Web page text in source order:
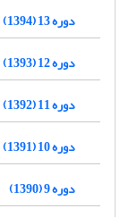
دوره 13 (1394)
دوره 12 (1393)
دوره 11 (1392)
دوره 10 (1391)
دوره 9 (1390)